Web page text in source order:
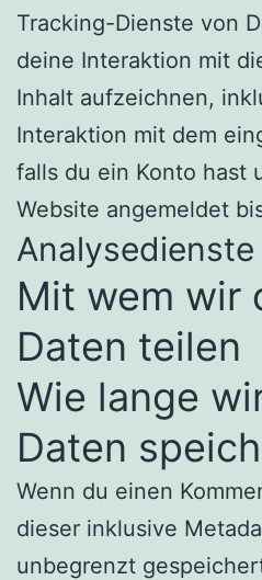
Tracking-Dienste von
deine Interaktion mit
Inhalt aufzeichnen,
Interaktion mit dem
falls du ein Konto hast
Website angemeldet
Analysedienste
Mit wem wir
Daten teilen
Wie lange
Daten
Wenn du einen
dieser inklusive
unbegrenzt